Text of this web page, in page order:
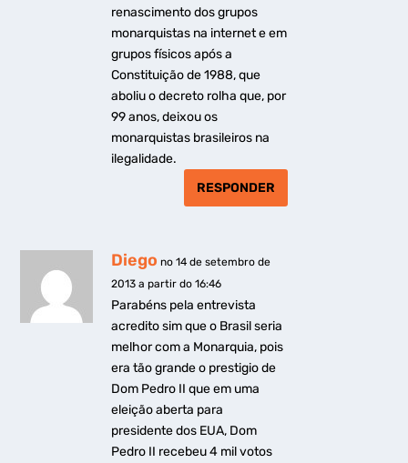
renascimento dos grupos
monarquistas na internet e em
grupos físicos após a
Constituição de 1988, que
aboliu o decreto rolha que, por
99 anos, deixou os
monarquistas brasileiros na
ilegalidade.
RESPONDER
Diego no 14 de setembro de
2013 a partir do 16:46
Parabéns pela entrevista
acredito sim que o Brasil seria
melhor com a Monarquia, pois
era tão grande o prestigio de
Dom Pedro II que em uma
eleição aberta para
presidente dos EUA, Dom
Pedro II recebeu 4 mil votos